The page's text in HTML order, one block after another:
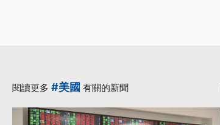
閱讀更多 #美國 有關的新聞